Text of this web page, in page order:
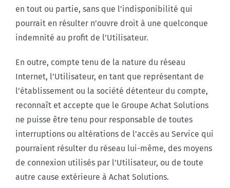
en tout ou partie, sans que l’indisponibilité qui
pourrait en résulter n’ouvre droit à une quelconque
indemnité au profit de l’Utilisateur.
En outre, compte tenu de la nature du réseau
Internet, l’Utilisateur, en tant que représentant de
l’établissement ou la société détenteur du compte,
reconnaît et accepte que le Groupe Achat Solutions
ne puisse être tenu pour responsable de toutes
interruptions ou altérations de l’accès au Service qui
pourraient résulter du réseau lui-même, des moyens
de connexion utilisés par l’Utilisateur, ou de toute
autre cause extérieure à Achat Solutions.